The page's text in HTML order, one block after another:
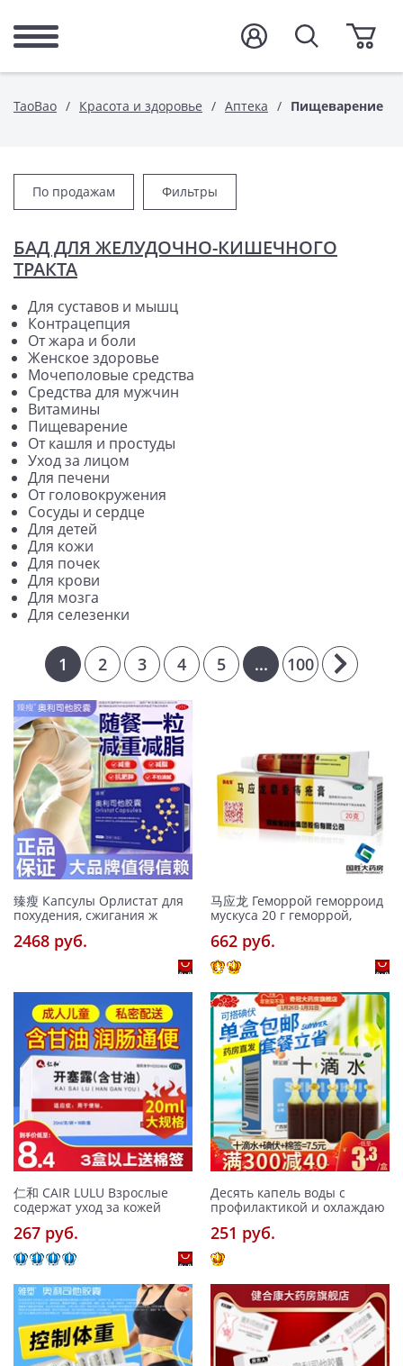
TaoBao Красота и здоровье Аптека Пищеварение
По продажам Фильтры
БАД ДЛЯ ЖЕЛУДОЧНО-КИШЕЧНОГО
ТРАКТА
Для суставов и мышц
Контрацепция
От жара и боли
Женское здоровье
Мочеполовые средства
Средства для мужчин
Витамины
Пищеварение
От кашля и простуды
Уход за лицом
Для печени
От головокружения
Сосуды и сердце
Для детей
Для кожи
Для почек
Для крови
Для мозга
Для селезенки
1 2 3 4 5 ... 100
臻瘦 Капсулы Орлистат для
похудения, сжигания ж
2468 pуб.
马应龙 Геморрой геморроид
мускуса 20 г геморрой,
662 pуб.
仁和 CAIR LULU Взрослые
содержат уход за кожей
267 pуб.
Десять капель воды с
профилактикой и охлаждаю
251 pуб.